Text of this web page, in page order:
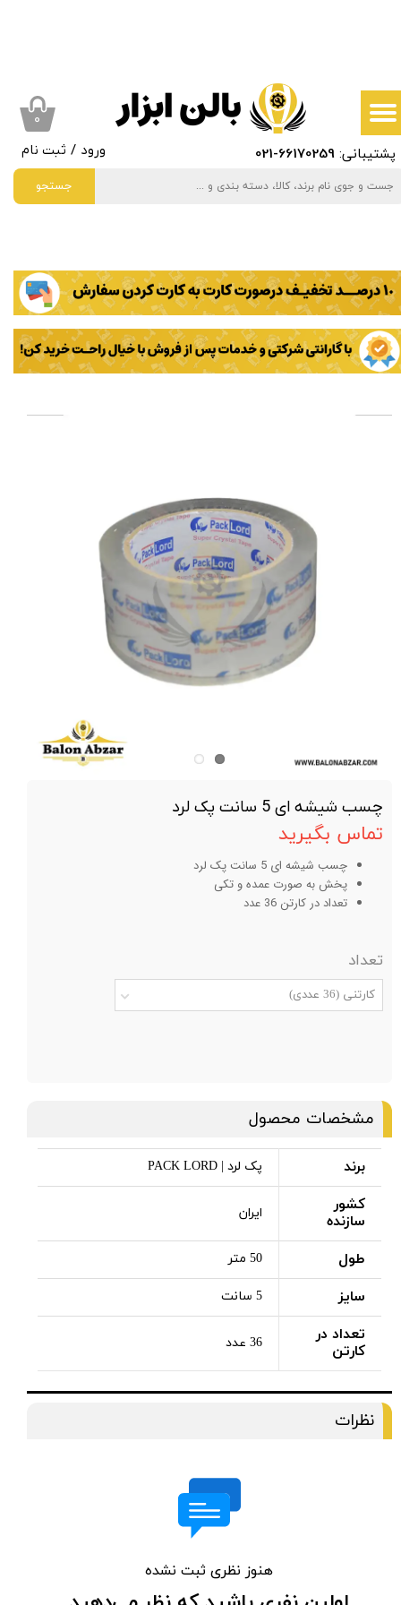
جستجو
پشتیبانی:66170259
-021 ورود / ثبت نام
سفارشات
خروج از حساب کاربری
۰
چسب شیشه ای 5 سانت پک لرد
تماس بگیرید
چسب شیشه ای 5 سانت پک لرد
پخش به صورت عمده و تکی
تعداد در کارتن 36 عدد
تعداد
کارتنی (36 عددی)
مشخصات محصول
برند پک لرد | PACK LORD
کشور
سازنده
ایران
طول 50 متر
سایز 5 سانت
تعداد در
کارتن
36 عدد
نظرات
هنوز نظری ثبت نشده